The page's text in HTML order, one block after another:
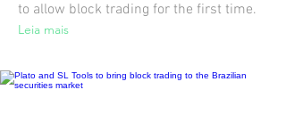
to allow block trading for the first time.
Leia mais